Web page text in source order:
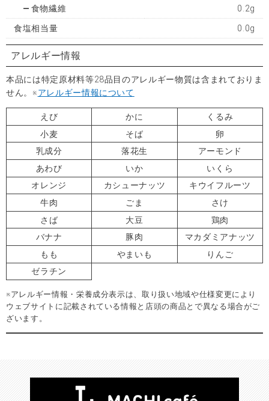
食物繊維 0.2g
食塩相当量 0.0g
アレルギー情報
本品には特定原材料等28品目のアレルギー物質は含まれておりま
せん。※アレルギー情報について
えび かに
くるみ
小麦
そば
卵
乳成分
落花生
アーモンド
あわび
いか
いくら
オレンジ
カシューナッツ
キウイフルーツ
牛肉
ごま
さけ
さば
大豆
鶏肉
バナナ
豚肉
マカダミアナッツ
もも
やまいも
りんご
ゼラチン
※アレルギー情報・栄養成分表示は、取り扱い地域や仕様変更により
ウェブサイトに記載されている情報と店頭の商品とで異なる場合がご
ざいます。